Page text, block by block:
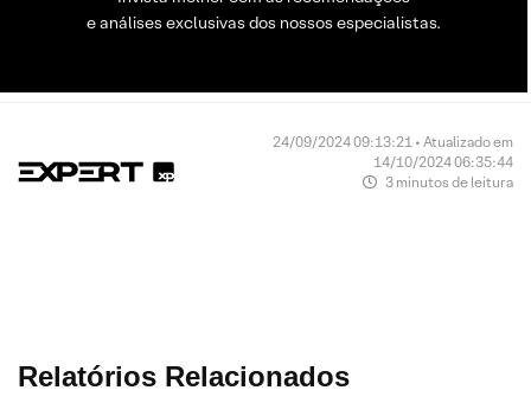
e análises exclusivas dos nossos especialistas.
24/09/2024 09:13:21 • Atualizado em
14/10/2024 06:35:44
3 minutos de leitura
Relatórios Relacionados